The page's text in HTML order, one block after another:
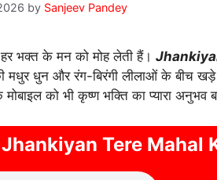
by Sanjeev Pandey
भक्त के मन को मोह लेती हैं।
धुन और रंग-बिरंगी लीलाओं के बीच
को भी कृष्ण भक्ति का प्यारा अनुभव
Jhankiyan Tere Mahal